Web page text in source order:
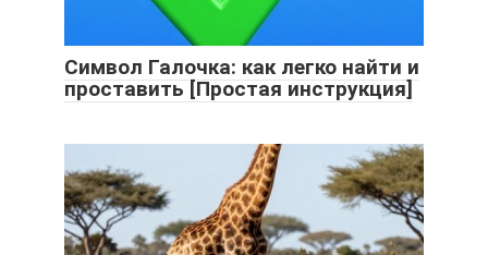
Символ Галочка: как легко найти и
проставить [Простая инструкция]